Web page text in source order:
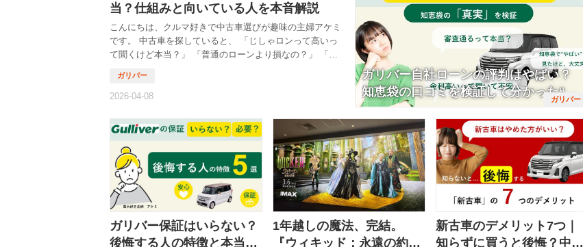
当？仕組みと向いている人を本音解説
こんにちは、クルマ好きで中古車選びが趣味の主婦アケミ
です。 中古車を探していると、 「じしゃロンって高いっ
て聞くけど本当？」 「普通のローンより損なの？」 「や
います。 結論から言うと、 じしゃロンは“高くなりやす
い”のは事実です。 ただし、ここで大事なのは 「なぜ高い
す。 この仕組みを知らないまま判断すると、 「なんとな
く高そうだからやめた」 → 実は使うべき人だった という
ケースも少なくありません。 この記事では、 じしゃロン
が高い理由から、損かどうかの判断、向いている人まで
本...
ガリバー自社ローンの評判はやばい？
知恵袋の口コミを検証して分かった“本
当の実態”
ガリバー保証はいらない？
後悔する人の特徴と本当に
1年越しの魔法、完結。
『ウィキッド：永遠の約
新古車のデメリット7つ｜
知らずに買うと後悔？中古